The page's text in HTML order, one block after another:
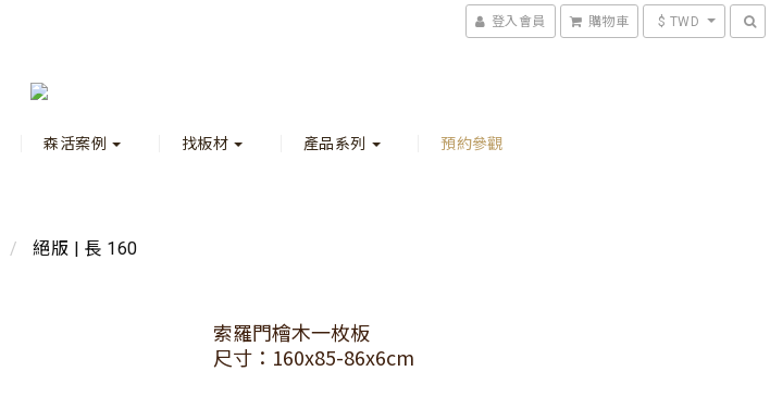
登入會員 購物車 $ TWD
森活案例 找板材 產品系列 預約參觀
絕版 | 長 160
索羅門檜木一枚板
尺寸：160x85-86x6cm